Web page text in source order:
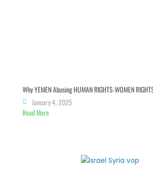
Why YEMEN Abusing HUMAN RIGHTS-WOMEN
January 4, 2025
Read More